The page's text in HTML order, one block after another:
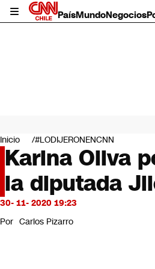
PaísMundoNegocios
Mundo
Negocios
Deportes
Programas completos
Cultura
Servicios
Bits
CNN Data
Inicio #LODIJERONENCNN
Karina Oliva
la diputada
30- 11- 2020 19:23
Por Carlos Pizarro